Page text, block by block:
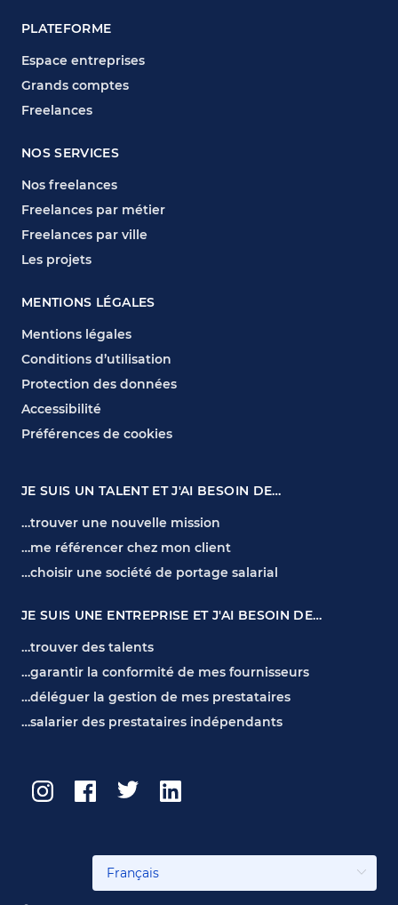
PLATEFORME
Espace entreprises
Grands comptes
Freelances
NOS SERVICES
Nos freelances
Freelances par métier
Freelances par ville
Les projets
MENTIONS LÉGALES
Mentions légales
Conditions d’utilisation
Protection des données
Accessibilité
Préférences de cookies
JE SUIS UN TALENT ET J'AI BESOIN DE…
…trouver une nouvelle mission
…me référencer chez mon client
…choisir une société de portage salarial
JE SUIS UNE ENTREPRISE ET J'AI BESOIN DE…
…trouver des talents
…garantir la conformité de mes fournisseurs
…déléguer la gestion de mes prestataires
…salarier des prestataires indépendants